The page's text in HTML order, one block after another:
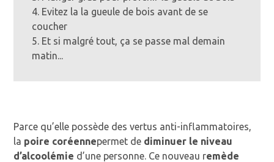
4. Evitez la la gueule de bois avant de se
coucher
5. Et si malgré tout, ça se passe mal demain
matin...
Parce qu’elle possède des vertus anti-inflammatoires,
la poire coréennepermet de diminuer le niveau
d’alcoolémie d’une personne. Ce nouveau remède